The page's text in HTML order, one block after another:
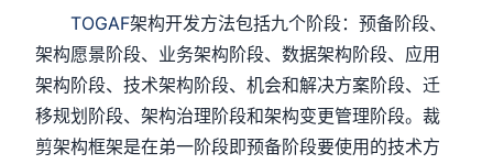
TOGAF架构开发方法包括九个阶段：预备阶段、
架构愿景阶段、业务架构阶段、数据架构阶段、应用
架构阶段、技术架构阶段、机会和解决方案阶段、迁
移规划阶段、架构治理阶段和架构变更管理阶段。裁
剪架构框架是在弟一阶段即预备阶段要使用的技术方